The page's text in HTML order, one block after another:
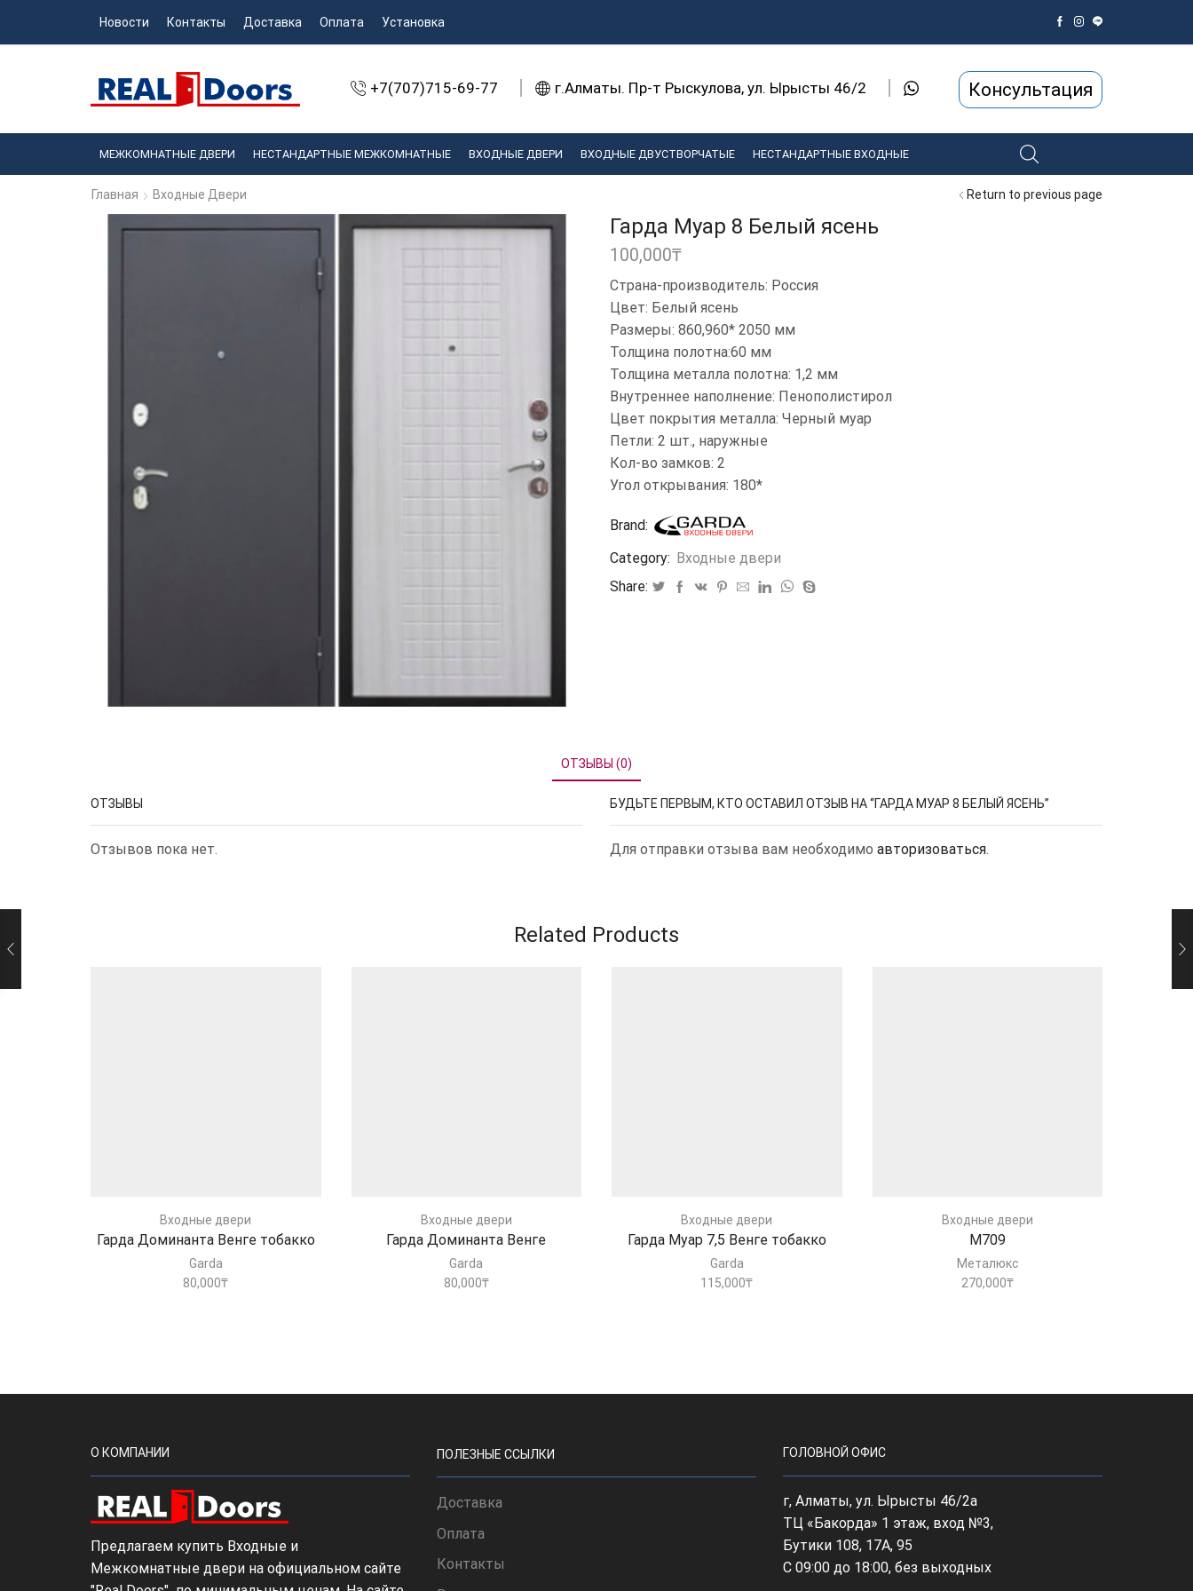
Новости Контакты Доставка Оплата Установка
+7(707)715-69-77 г.Алматы. Пр-т Рыскулова, ул. Ырысты 46/2 Консультация
МЕЖКОМНАТНЫЕ ДВЕРИ НЕСТАНДАРТНЫЕ МЕЖКОМНАТНЫЕ ВХОДНЫЕ ДВЕРИ ВХОДНЫЕ ДВУСТВОРЧАТЫЕ НЕСТАНДАРТНЫЕ ВХОДНЫЕ
Главная Входные Двери Return to previous page
Гарда Муар 8 Белый ясень
100,000₸
Страна-производитель: Россия
Цвет: Белый ясень
Размеры: 860,960* 2050 мм
Толщина полотна:60 мм
Толщина металла полотна: 1,2 мм
Внутреннее наполнение: Пенополистирол
Цвет покрытия металла: Черный муар
Петли: 2 шт., наружные
Кол-во замков: 2
Угол открывания: 180*
Brand:
Category: Входные двери
Share:
ОТЗЫВЫ (0)
ОТЗЫВЫ
Отзывов пока нет.
БУДЬТЕ ПЕРВЫМ, КТО ОСТАВИЛ ОТЗЫВ НА “ГАРДА МУАР 8 БЕЛЫЙ ЯСЕНЬ”
Для отправки отзыва вам необходимо авторизоваться.
Related Products
Входные двери
Гарда Доминанта Венге тобакко
Garda
80,000₸
Входные двери
Гарда Доминанта Венге
Garda
80,000₸
Входные двери
Гарда Муар 7,5 Венге тобакко
Garda
115,000₸
Входные двери
М709
Металюкс
270,000₸
О КОМПАНИИ
Предлагаем купить Входные и
Межкомнатные двери на официальном сайте
ПОЛЕЗНЫЕ ССЫЛКИ
Доставка
Оплата
Контакты
ГОЛОВНОЙ ОФИС
г, Алматы, ул. Ырысты 46/2а
ТЦ «Бакорда» 1 этаж, вход №3,
Бутики 108, 17А, 95
С 09:00 до 18:00, без выходных